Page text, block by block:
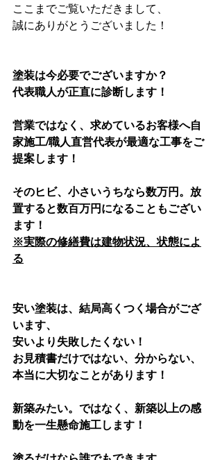
ここまでご覧いただきまして、
誠にありがとうございました！
塗装は今必要でございますか？
代表職人が正直に診断します！
営業ではなく、求めているお客様へ自
家施工/職人直営代表が最適な工事をご
提案します！
そのヒビ、小さいうちなら数万円。放
置すると数百万円になることもござい
ます！
※実際の修繕費は建物状況、状態によ
る
安い塗装は、結局高くつく場合がござ
います、
安いより失敗したくない！
お見積書だけではない、分からない、
本当に大切なことがあります！
新築みたい。ではなく、新築以上の感
動を一生懸命施工します！